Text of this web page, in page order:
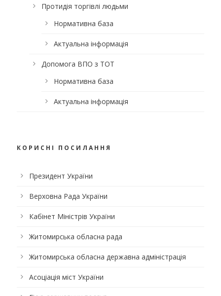
Протидія торгівлі людьми
Нормативна база
Актуальна інформація
Допомога ВПО з ТОТ
Нормативна база
Актуальна інформація
КОРИСНІ ПОСИЛАННЯ
Президент України
Верховна Рада України
Кабінет Міністрів України
Житомирська обласна рада
Житомирська обласна державна адміністрація
Асоціація міст України